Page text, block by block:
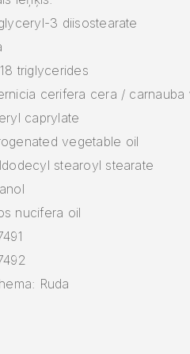
3 diisostearate
triglycerides
cerifera cera / carnauba
caprylate
vegetable oil
stearoyl stearate
nucifera oil
Ruda